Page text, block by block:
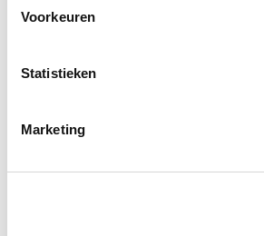
Voorkeuren
Statistieken
Marketing